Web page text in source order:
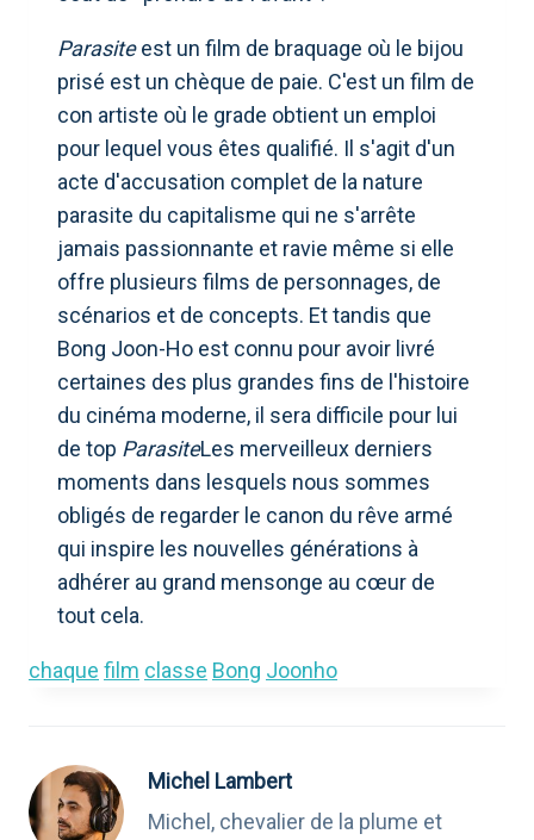
Parasiteest un film de braquage où le bijou
prisé est un chèque de paie. C'est un film de
con artiste où le grade obtient un emploi
pour lequel vous êtes qualifié. Il s'agit d'un
acte d'accusation complet de la nature
parasite du capitalisme qui ne s'arrête
jamais passionnante et ravie même si elle
offre plusieurs films de personnages, de
scénarios et de concepts. Et tandis que
Bong Joon-Ho est connu pour avoir livré
certaines des plus grandes fins de l'histoire
du cinéma moderne, il sera difficile pour lui
de top ParasiteLes merveilleux derniers
moments dans lesquels nous sommes
obligés de regarder le canon du rêve armé
qui inspire les nouvelles générations à
adhérer au grand mensonge au cœur de
tout cela.
chaque film classe Bong Joonho
Michel Lambert
Michel, chevalier de la plume et